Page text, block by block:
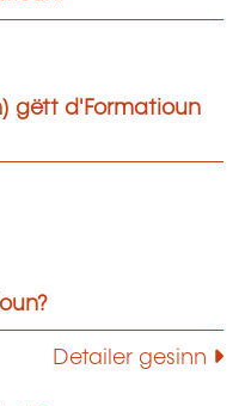
gëtt d'Formatioun
Detailer gesinn